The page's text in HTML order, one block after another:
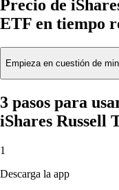
Precio de
ETF en tiempo
Empieza en cuestión de
3 pasos para
iShares Russell
1
Descarga la app